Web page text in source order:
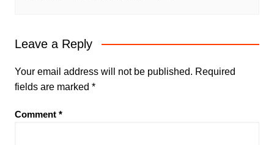
Leave a Reply
Your email address will not be published. Required
fields are marked *
Comment *